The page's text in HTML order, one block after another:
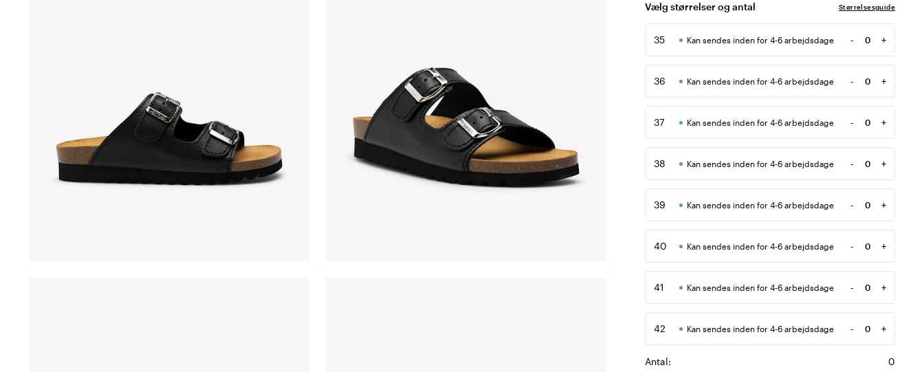
Vælg størrelser og antal Størrelsesguide
35 Kan sendes inden for 4-6 arbejdsdage -
Antal
+
36 Kan sendes inden for 4-6 arbejdsdage -
Antal
+
37 Kan sendes inden for 4-6 arbejdsdage -
Antal
+
38 Kan sendes inden for 4-6 arbejdsdage -
Antal
+
39 Kan sendes inden for 4-6 arbejdsdage -
Antal
+
40 Kan sendes inden for 4-6 arbejdsdage -
Antal
+
41 Kan sendes inden for 4-6 arbejdsdage -
Antal
+
42 Kan sendes inden for 4-6 arbejdsdage -
Antal
+
Antal:
0